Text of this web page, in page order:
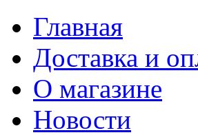
Главная
Доставка и
О магазине
Новости